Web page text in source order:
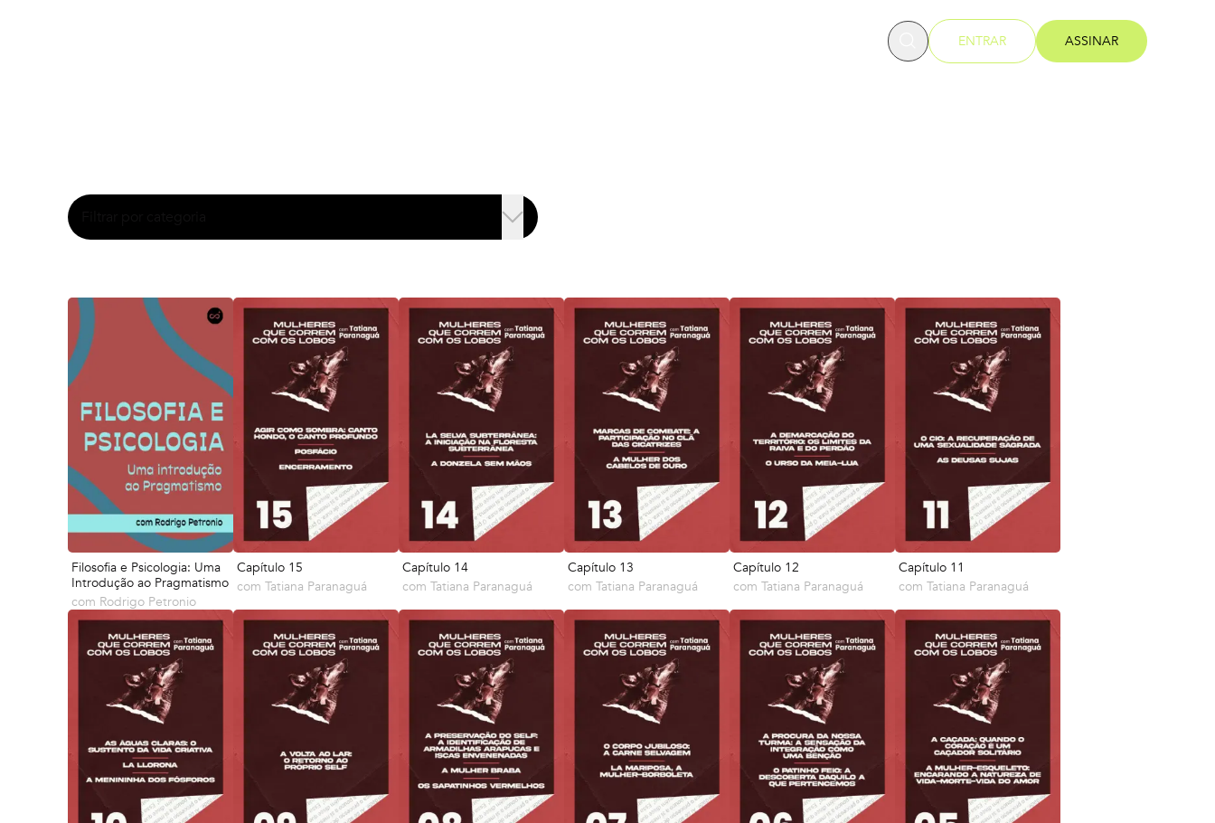
ENTRAR ASSINAR
Filosofia e Psicologia: Uma
Introdução ao Pragmatismo
com Rodrigo Petronio
Capítulo 15
com Tatiana Paranaguá
Capítulo 14
com Tatiana Paranaguá
Capítulo 13
com Tatiana Paranaguá
Capítulo 12
com Tatiana Paranaguá
Capítulo 11
com Tatiana Paranaguá